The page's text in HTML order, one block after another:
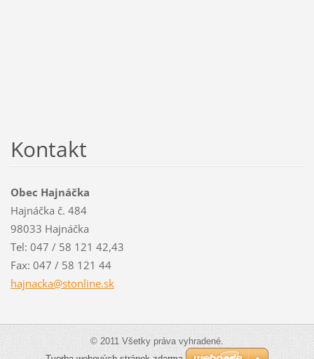
Kontakt
Obec Hajnáčka
Hajnáčka č. 484
98033 Hajnáčka
Tel: 047 / 58 121 42,43
Fax: 047 / 58 121 44
hajnacka@stonline.sk
© 2011 Všetky práva vyhradené.